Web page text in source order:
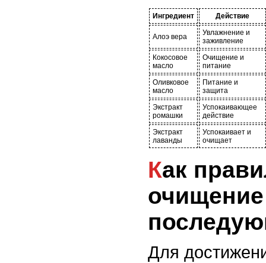
Ингредиент Действие
Алоэ вера
Увлажнение и
заживление
Кокосовое
масло
Очищение и
питание
Оливковое
масло
Питание и
защита
Экстракт
ромашки
Успокаивающее
действие
Экстракт
лаванды
Успокаивает и
очищает
Как правильно сочетать
Для